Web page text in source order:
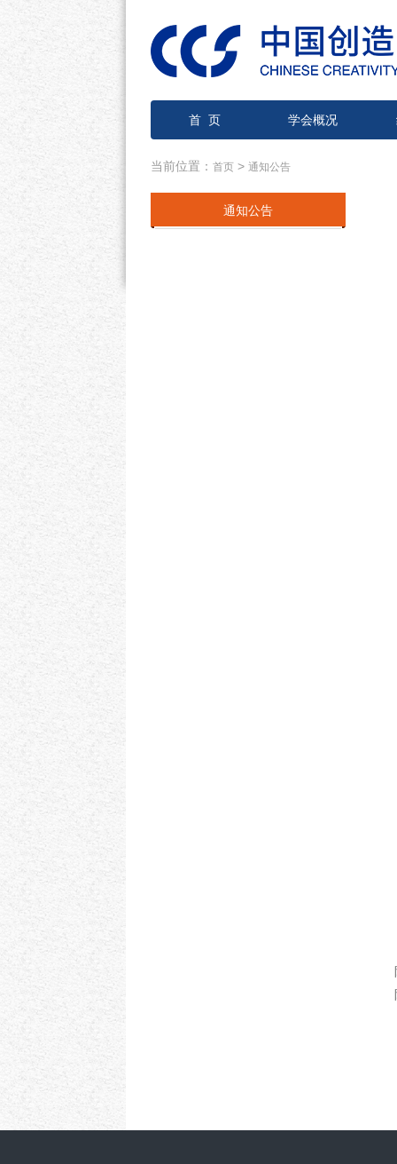
首 页 学会概况
当前位置： 首页 > 通知公告
通知公告